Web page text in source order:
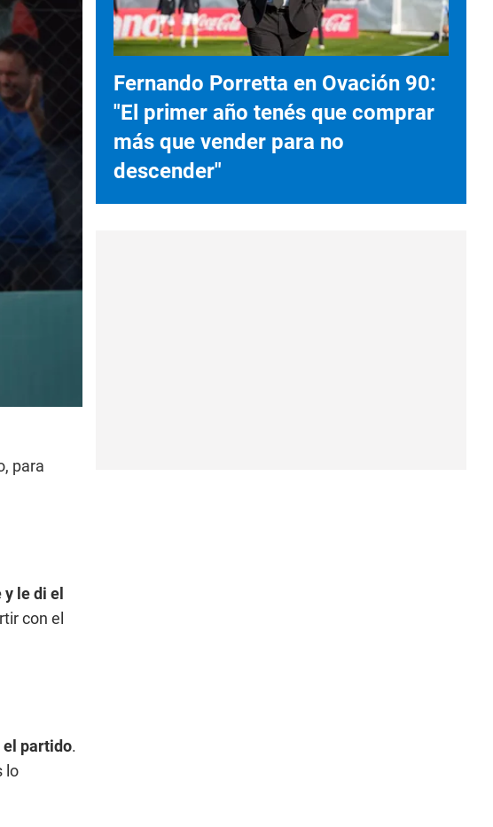
para
le di el
con el
el partido.
lo
Fernando Porretta en Ovación 90:
"El primer año tenés que comprar
más que vender para no
descender"